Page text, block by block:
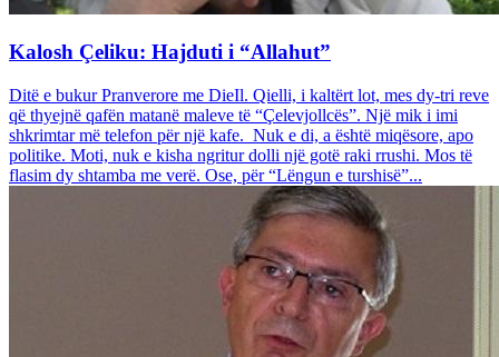
Kalosh Çeliku: Hajduti i “Allahut”
Ditë e bukur Pranverore me DieIl. Qielli, i kaltërt lot, mes dy-tri reve
që thyejnë qafën matanë maleve të “Çelevjollcës”. Një mik i imi
shkrimtar më telefon për një kafe. Nuk e di, a është miqësore, apo
politike. Moti, nuk e kisha ngritur dolli një gotë raki rrushi. Mos të
flasim dy shtamba me verë. Ose, për “Lëngun e turshisë”...